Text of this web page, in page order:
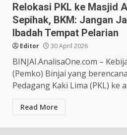
Relokasi PKL ke Masjid
Sepihak, BKM: Jangan
Ibadah Tempat Pelarian
Editor 30 April 2026
BINJAI.AnalisaOne.com –
(Pemko) Binjai yang
Pedagang Kaki Lima (PKL) ke
Read More